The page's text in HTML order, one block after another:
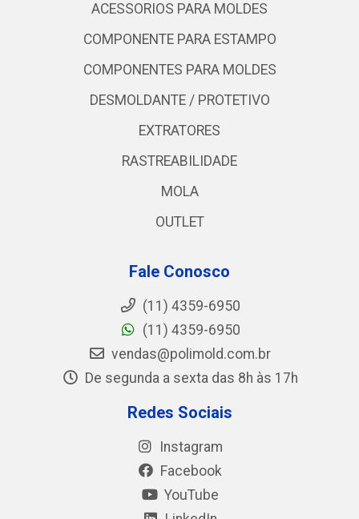
ACESSORIOS PARA MOLDES
COMPONENTE PARA ESTAMPO
COMPONENTES PARA MOLDES
DESMOLDANTE / PROTETIVO
EXTRATORES
RASTREABILIDADE
MOLA
OUTLET
Fale Conosco
(11) 4359-6950
(11) 4359-6950
vendas@polimold.com.br
De segunda a sexta das 8h às 17h
Redes Sociais
Instagram
Facebook
YouTube